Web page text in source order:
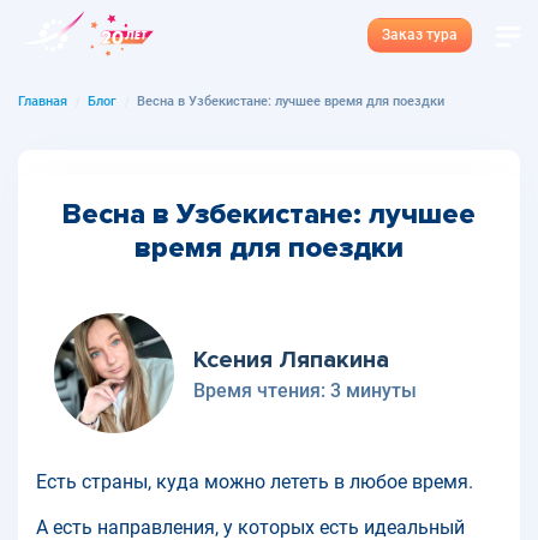
Заказ тура
Главная Блог Весна в Узбекистане: лучшее время для поездки
Весна в Узбекистане: лучшее
время для поездки
Ксения Ляпакина
Время чтения: 3 минуты
Есть страны, куда можно лететь в любое время.
А есть направления, у которых есть идеальный